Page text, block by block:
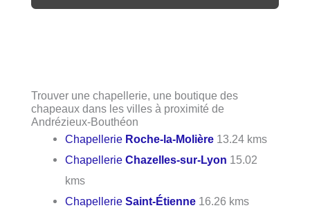
Trouver une chapellerie, une boutique des
chapeaux dans les villes à proximité de
Andrézieux-Bouthéon
Chapellerie Roche-la-Molière 13.24 kms
ChapellerieChazelles-sur-Lyon 15.02
kms
ChapellerieSaint-Étienne 16.26 kms